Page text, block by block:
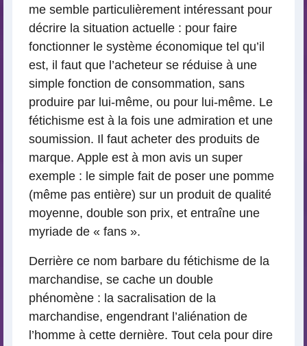
me semble particulièrement intéressant pour
décrire la situation actuelle : pour faire
fonctionner le système économique tel qu’il
est, il faut que l’acheteur se réduise à une
simple fonction de consommation, sans
produire par lui-même, ou pour lui-même. Le
fétichisme est à la fois une admiration et une
soumission. Il faut acheter des produits de
marque. Apple est à mon avis un super
exemple : le simple fait de poser une pomme
(même pas entière) sur un produit de qualité
moyenne, double son prix, et entraîne une
myriade de « fans ».
Derrière ce nom barbare du fétichisme de la
marchandise, se cache un double
phénomène : la sacralisation de la
marchandise, engendrant l’aliénation de
l’homme à cette dernière. Tout cela pour dire